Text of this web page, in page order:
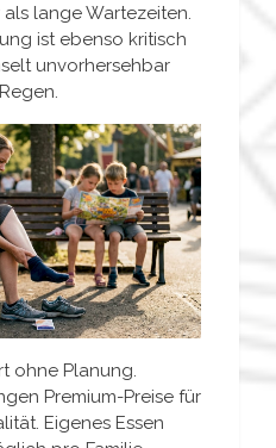
lange Wartezeiten.
ist ebenso kritisch
unvorhersehbar
ohne Planung.
Premium-Preise für
Eigenes Essen